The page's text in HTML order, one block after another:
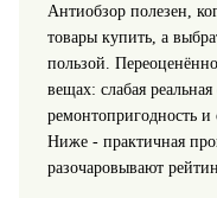
Антиобзор полезен,
товары купить, а
пользой.
вещах: слабая
ремонтопригодность и
Ниже - практичная
разочаровывают